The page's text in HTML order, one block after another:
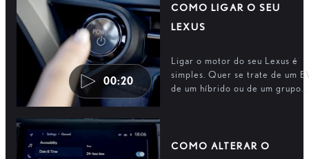
00:20
COMO LIGAR O SEU
LEXUS
Ligar o motor do seu Lexus é
simples. Quer se trate de um
de um híbrido ou de um grupo
COMO ALTERAR O